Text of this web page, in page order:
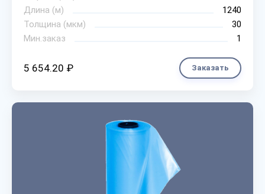
Длина (м)
1240
Толщина (мкм)
30
Мин.заказ
1
5 654.20 ₽ Заказать